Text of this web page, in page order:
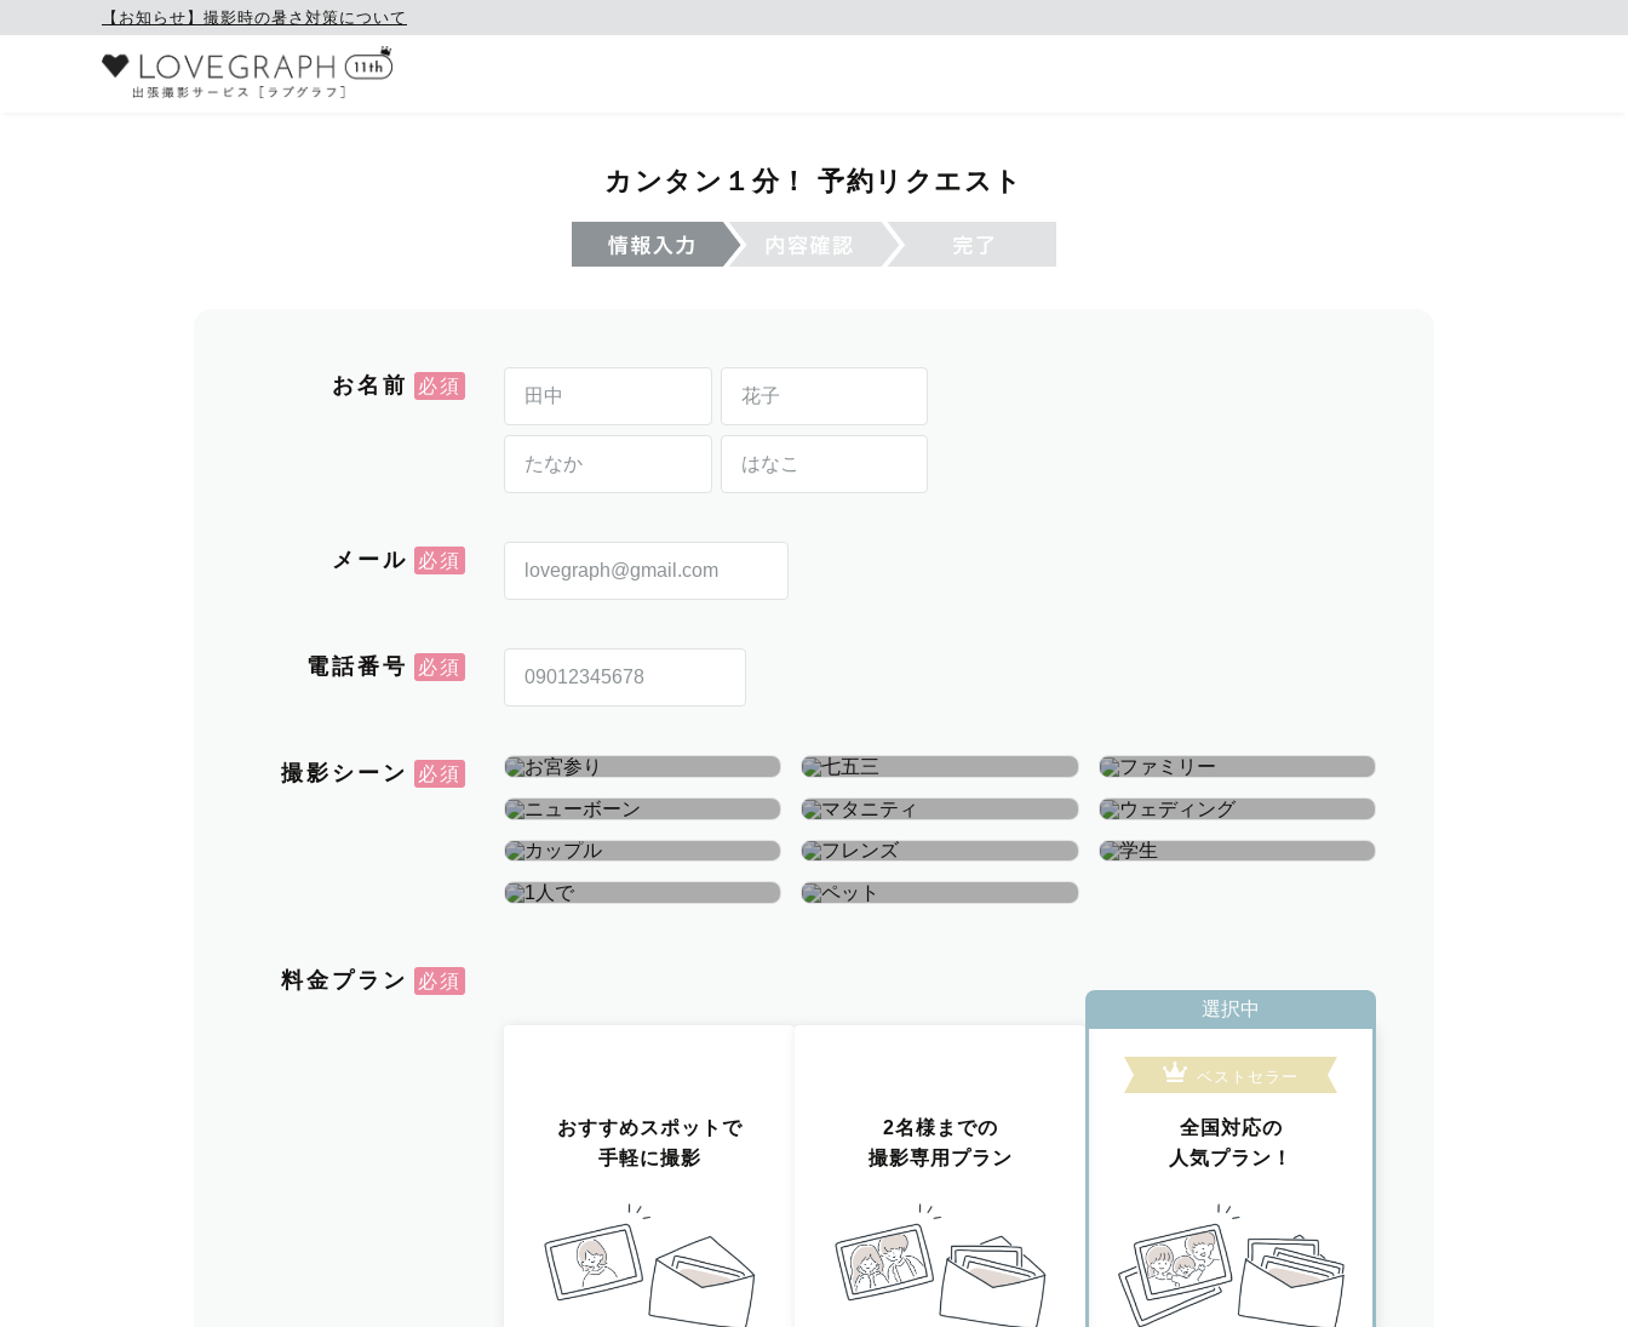
【お知らせ】撮影時の暑さ対策について
カンタン１分！ 予約リクエスト
お名前
メール
電話番号
撮影シーン
お宮参り・お食い初め
七五三
ファミリー
ニューボーン
マタニティ
ウェディング
料金プラン
おすすめスポットで
手軽に撮影
2名様までの
撮影専用プラン
選択中
ベストセラー
全国対応の
人気プラン！